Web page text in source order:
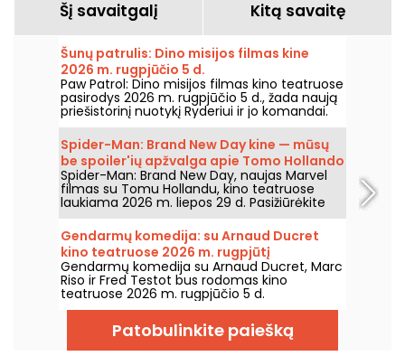
Šį savaitgalį Kitą savaitę
Šunų patrulis: Dino misijos filmas kine
2026 m. rugpjūčio 5 d.
Paw Patrol: Dino misijos filmas kino teatruose
pasirodys 2026 m. rugpjūčio 5 d., žada naują
priešistorinį nuotykį Ryderiui ir jo komandai.
Spider-Man: Brand New Day kine — mūsų
be spoiler'ių apžvalga apie Tomo Hollando
grįžimą į Žmogų-Vorą
Spider-Man: Brand New Day, naujas Marvel
filmas su Tomu Hollandu, kino teatruose
laukiama 2026 m. liepos 29 d. Pasižiūrėkite
mūsų apžvalgą!
Gendarmų komedija: su Arnaud Ducret
kino teatruose 2026 m. rugpjūtį
Gendarmų komedija su Arnaud Ducret, Marc
Riso ir Fred Testot bus rodomas kino
teatruose 2026 m. rugpjūčio 5 d.
Patobulinkite paiešką